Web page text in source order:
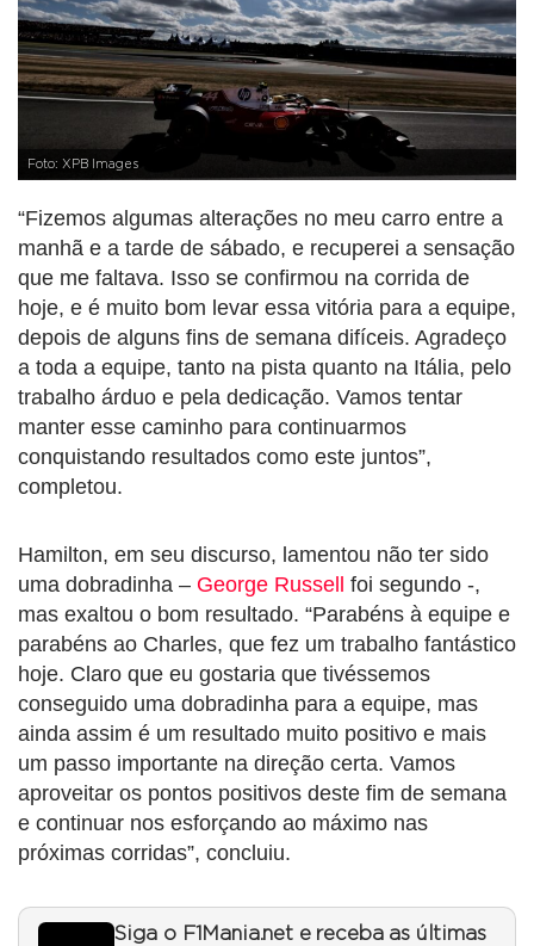
Foto: XPB Images
“Fizemos algumas alterações no meu carro entre a
manhã e a tarde de sábado, e recuperei a sensação
que me faltava. Isso se confirmou na corrida de
hoje, e é muito bom levar essa vitória para a equipe,
depois de alguns fins de semana difíceis. Agradeço
a toda a equipe, tanto na pista quanto na Itália, pelo
trabalho árduo e pela dedicação. Vamos tentar
manter esse caminho para continuarmos
conquistando resultados como este juntos”,
completou.
Hamilton, em seu discurso, lamentou não ter sido
uma dobradinha – George Russell
foi segundo -,
mas exaltou o bom resultado. “Parabéns à equipe e
parabéns ao Charles, que fez um trabalho fantástico
hoje. Claro que eu gostaria que tivéssemos
conseguido uma dobradinha para a equipe, mas
ainda assim é um resultado muito positivo e mais
um passo importante na direção certa. Vamos
aproveitar os pontos positivos deste fim de semana
e continuar nos esforçando ao máximo nas
próximas corridas”, concluiu.
Siga o F1Mania.net e receba as últimas